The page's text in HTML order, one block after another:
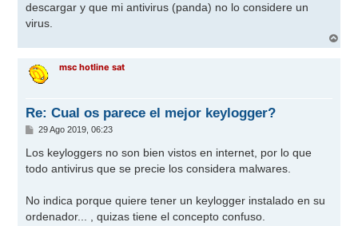
descargar y que mi antivirus (panda) no lo considere un
virus.
r
msc hotline sat
Re: Cual os parece el mejor keylogger?
M
n
s
a
29 Ago 2019, 06:23
Los keyloggers no son bien vistos en internet, por lo que
todo antivirus que se precie los considera malwares.
No indica porque quiere tener un keylogger instalado en su
ordenador... , quizas tiene el concepto confuso.